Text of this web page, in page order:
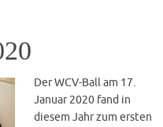
Der WCV-Ball am 17.
Januar 2020 fand in
diesem Jahr zum ersten